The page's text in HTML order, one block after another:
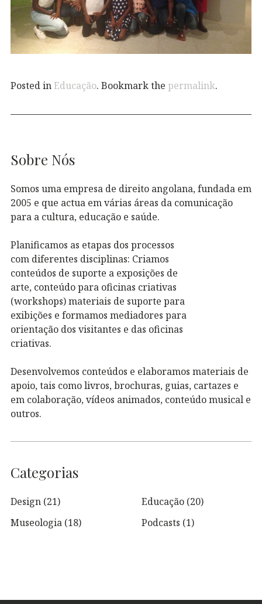
Posted inEducação. Bookmark the permalink.
Sobre Nós
Somos uma empresa de direito angolana, fundada em
2005 e que actua em várias áreas da comunicação
para a cultura, educação e saúde.
Planificamos as etapas dos processos
com diferentes disciplinas: Criamos
conteúdos de suporte a exposições de
arte, conteúdo para oficinas criativas
(workshops) materiais de suporte para
exibições e formamos mediadores para
orientação dos visitantes e das oficinas
criativas.
Desenvolvemos conteúdos e elaboramos materiais de
apoio, tais como livros, brochuras, guias, cartazes e
em colaboração, vídeos animados, conteúdo musical e
outros.
Categorias
Design (21) Educação (20)
Museologia (18) Podcasts (1)